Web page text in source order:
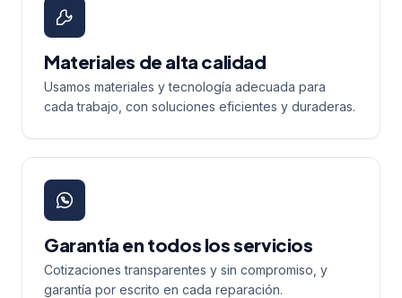
Materiales de alta calidad
Usamos materiales y tecnología adecuada para
cada trabajo, con soluciones eficientes y duraderas.
Garantía en todos los servicios
Cotizaciones transparentes y sin compromiso, y
garantía por escrito en cada reparación.